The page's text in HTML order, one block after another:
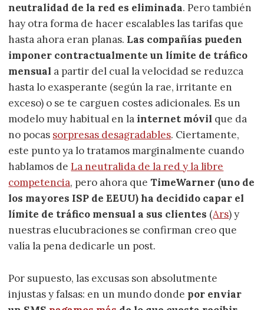
neutralidad de la red es eliminada. Pero también
hay otra forma de hacer escalables las tarifas que
hasta ahora eran planas. Las compañías pueden
imponer contractualmente un límite de tráfico
mensual a partir del cual la velocidad se reduzca
hasta lo exasperante (según la rae, irritante en
exceso) o se te carguen costes adicionales. Es un
modelo muy habitual en lainternet móvil que da
no pocas sorpresas desagradables. Ciertamente,
este punto ya lo tratamos marginalmente cuando
hablamos deLa neutralida de la red y la libre
competencia, pero ahora queTimeWarner (uno de
los mayores ISP de EEUU) ha decidido capar el
límite de tráfico mensual a sus clientes (Ars) y
nuestras elucubraciones se confirman creo que
valía la pena dedicarle un post.
Por supuesto, las excusas son absolutmente
injustas y falsas: en un mundo donde por enviar